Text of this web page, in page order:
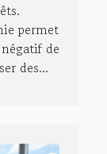
permet
de
des...